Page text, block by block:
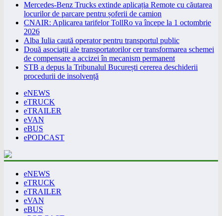
Mercedes-Benz Trucks extinde aplicația Remote cu căutarea
locurilor de parcare pentru șoferii de camion
CNAIR: Aplicarea tarifelor TollRo va începe la 1 octombrie
2026
Alba Iulia caută operator pentru transportul public
Două asociații ale transportatorilor cer transformarea schemei
de compensare a accizei în mecanism permanent
STB a depus la Tribunalul București cererea deschiderii
procedurii de insolvență
eNEWS
eTRUCK
eTRAILER
eVAN
eBUS
ePODCAST
eNEWS
eTRUCK
eTRAILER
eVAN
eBUS